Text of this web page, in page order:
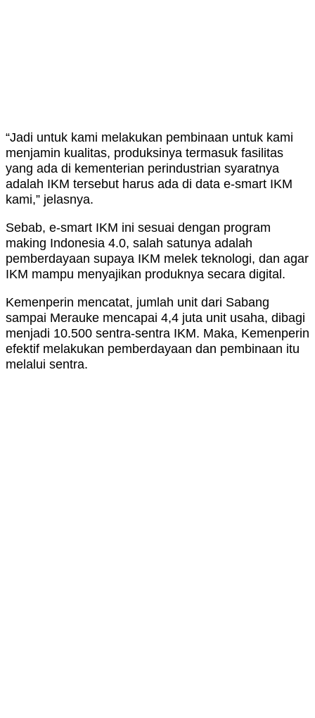
“Jadi untuk kami melakukan pembinaan untuk kami
menjamin kualitas, produksinya termasuk fasilitas
yang ada di kementerian perindustrian syaratnya
adalah IKM tersebut harus ada di data e-smart IKM
kami,” jelasnya.
Sebab, e-smart IKM ini sesuai dengan program
making Indonesia 4.0, salah satunya adalah
pemberdayaan supaya IKM melek teknologi, dan agar
IKM mampu menyajikan produknya secara digital.
Kemenperin mencatat, jumlah unit dari Sabang
sampai Merauke mencapai 4,4 juta unit usaha, dibagi
menjadi 10.500 sentra-sentra IKM. Maka, Kemenperin
efektif melakukan pemberdayaan dan pembinaan itu
melalui sentra.